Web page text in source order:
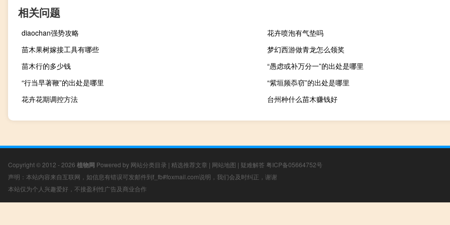
相关问题
diaochan强势攻略
花卉喷泡有气垫吗
苗木果树嫁接工具有哪些
梦幻西游做青龙怎么领奖
苗木行的多少钱
“愚虑或补万分一”的出处是哪里
“行当早著鞭”的出处是哪里
“紫垣频忝窃”的出处是哪里
花卉花期调控方法
台州种什么苗木赚钱好
Copyright © 2012 - 2026 植物网 Powered by 网站分类目录 | 精选推荐文章 | 网站地图 | 疑难解答 粤ICP备05664752号
声明：本站内容来自互联网，如信息有错误可发邮件到f_fb#foxmail.com说明，我们会及时纠正，谢谢
本站仅为个人兴趣爱好，不接盈利性广告及商业合作